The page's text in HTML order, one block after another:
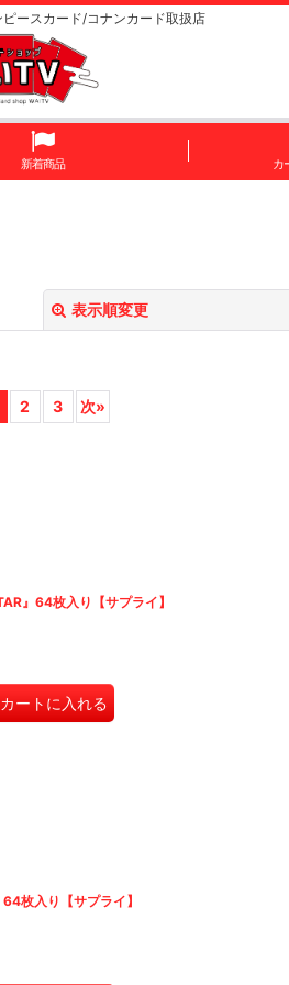
ースカード/コナンカード取扱店
新着商品 カ
表示順変更
2 3 次»
』64枚入り【サプライ】
カートに入れる
枚入り【サプライ】